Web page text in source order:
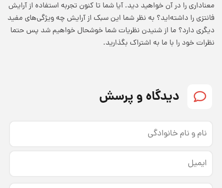
معناداری را در آن خواهید دید. آیا شما تا کنون تجربه استفاده از آرایش
فانتزی را داشته‌اید؟ به نظر شما این سبک از آرایش چه ویژگی‌های مفید
دیگری دارد؟ ما از شنیدن نظریات شما خوشحال خواهیم شد پس حتما
نظرات خود را با ما به اشتراک بگذارید.
دیدگاه و پرسش